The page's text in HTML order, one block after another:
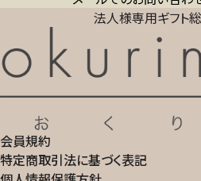
法人様専用ギフト
会員規約
特定商取引法に基づく表記